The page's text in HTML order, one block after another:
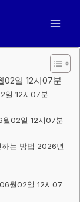
02일 12시07분
일 12시07분
월02일 12시07분
는 방법 2026년
월02일 12시07